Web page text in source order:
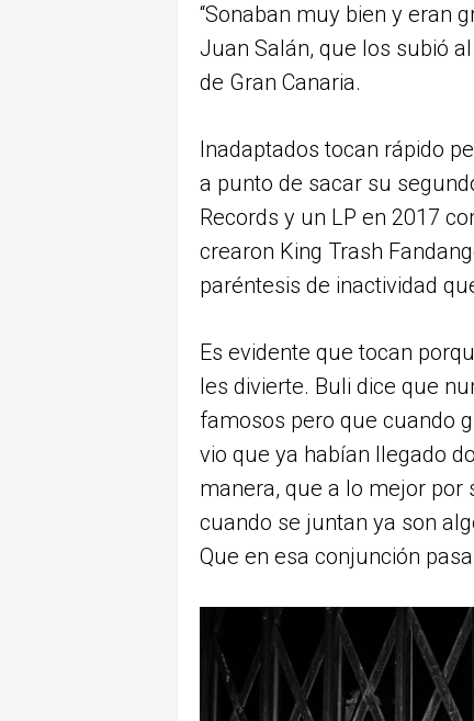
“Sonaban muy bien y eran
Juan Salán, que los subió
de Gran Canaria.
Inadaptados tocan rápido
a punto de sacar su
Records y un LP en 2017
crearon King Trash
paréntesis de inactividad
Es evidente que tocan
les divierte. Buli dice que
famosos pero que cuando
vio que ya habían llegado
manera, que a lo mejor por
cuando se juntan ya son
Que en esa conjunción